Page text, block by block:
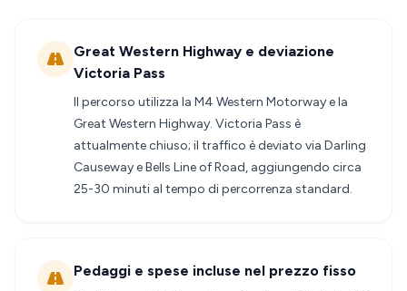
Great Western Highway e deviazione
Victoria Pass
Il percorso utilizza la M4 Western Motorway e la
Great Western Highway. Victoria Pass è
attualmente chiuso; il traffico è deviato via Darling
Causeway e Bells Line of Road, aggiungendo circa
25-30 minuti al tempo di percorrenza standard.
Pedaggi e spese incluse nel prezzo fisso